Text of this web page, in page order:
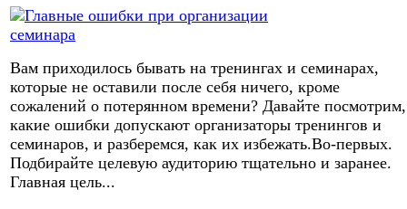
Вам приходилось бывать на тренингах и семинарах,
которые не оставили после себя ничего, кроме
сожалений о потерянном времени? Давайте посмотрим,
какие ошибки допускают организаторы тренингов и
семинаров, и разберемся, как их избежать.Во-первых.
Подбирайте целевую аудиторию тщательно и заранее.
Главная цель...